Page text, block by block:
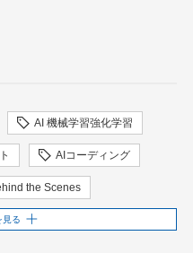
AI 機械学習強化学習
AIコーディング
the Scenes
ChatGPT
見る